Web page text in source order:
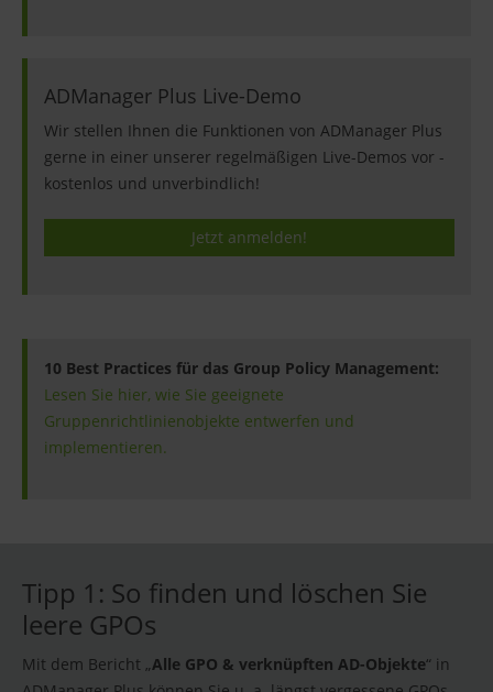
ADManager Plus Live-Demo
Wir stellen Ihnen die Funktionen von ADManager Plus
gerne in einer unserer regelmäßigen Live-Demos vor -
kostenlos und unverbindlich!
Jetzt anmelden!
10 Best Practices für das Group Policy Management:
Lesen Sie hier, wie Sie geeignete
Gruppenrichtlinienobjekte entwerfen und
implementieren.
Tipp 1: So finden und löschen Sie
leere GPOs
Mit dem Bericht „Alle GPO & verknüpften AD-Objekte“ in